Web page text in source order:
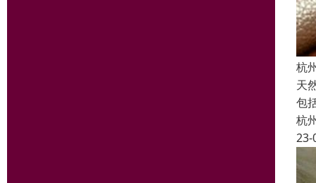
杭
天
包
杭
23-